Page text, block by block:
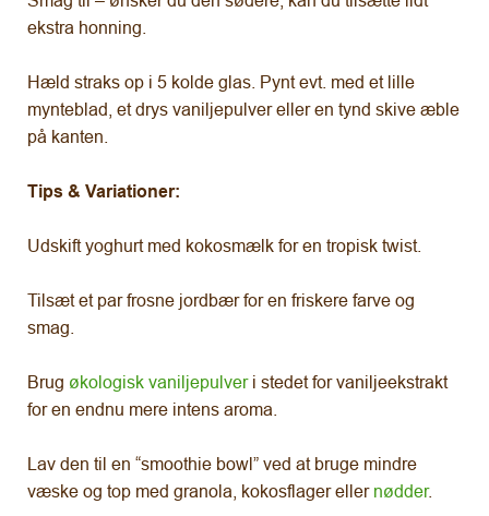
ekstra honning.
Hæld straks op i 5 kolde glas. Pynt evt. med et lille
mynteblad, et drys vaniljepulver eller en tynd skive æble
på kanten.
Tips & Variationer:
Udskift yoghurt med kokosmælk for en tropisk twist.
Tilsæt et par frosne jordbær for en friskere farve og
smag.
Brug økologisk vaniljepulveri stedet for vaniljeekstrakt
for en endnu mere intens aroma.
Lav den til en “smoothie bowl” ved at bruge mindre
væske og top med granola, kokosflager eller nødder.